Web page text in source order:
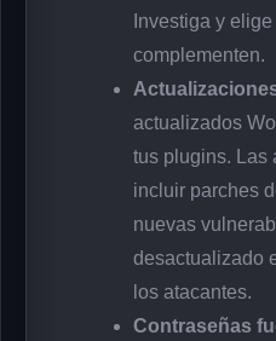
Investiga y
complementen.
actualizados
tus plugins. Las
incluir parches
nuevas
desactualizado
los atacantes.
Contraseñas